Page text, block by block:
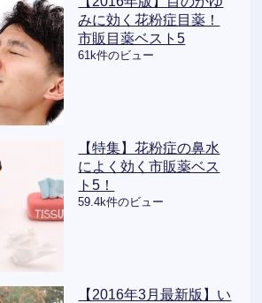
みに効く花粉症目薬！
市販目薬ベスト5
61k件のビュー
【特集】花粉症の鼻水
によく効く市販薬ベス
ト5！
59.4k件のビュー
【2016年3月最新版】い